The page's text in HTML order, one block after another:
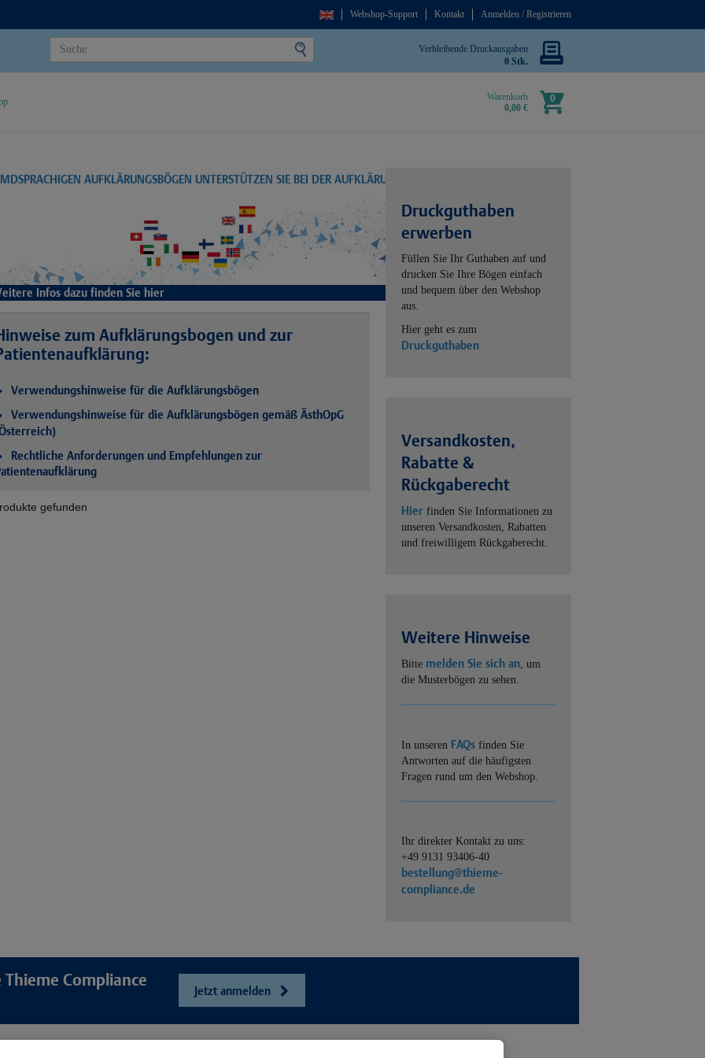
Webshop-Support Kontakt Anmelden / Registrieren
Verbleibende Druckausgaben
0 Stk.
Warenkorb
0,00 €
0
AUFKLÄRUNGSBÖGEN UNTERSTÜTZEN SIE BEI DER AUFKLÄRUNG
Infos dazu finden Sie hier
zum Aufklärungsbogen und zur
Verwendungshinweise für die Aufklärungsbögen
Verwendungshinweise für die Aufklärungsbögen gemäß ÄsthOpG
Rechtliche Anforderungen und Empfehlungen zur
gefunden
Druckguthaben
erwerben
Füllen Sie Ihr Guthaben auf und
drucken Sie Ihre Bögen einfach
und bequem über den Webshop
aus.
Hier geht es zum
Druckguthaben
Versandkosten,
Rabatte &
Rückgaberecht
Hier finden Sie Informationen zu
unseren Versandkosten, Rabatten
und freiwilligem Rückgaberecht.
Weitere Hinweise
Bitte melden Sie sich an, um
die Musterbögen zu sehen.
In unseren FAQs finden Sie
Antworten auf die häufigsten
Fragen rund um den Webshop.
Ihr direkter Kontakt zu uns:
+49 9131 93406-40
bestellung@thieme-
compliance.de
Compliance
Jetzt anmelden